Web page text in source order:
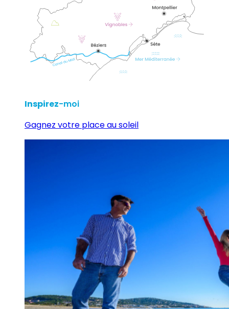
Inspirez-moi
Gagnez votre place au soleil